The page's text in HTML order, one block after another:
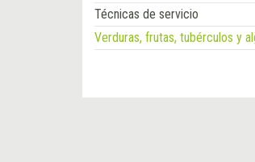
Técnicas de servicio
Verduras, frutas, tubérculos y